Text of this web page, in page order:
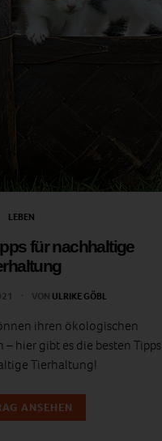
LEBEN
für nachhaltige
VON ULRIKE GÖBL
ihren ökologischen
hier gibt es die besten Tipps
Tierhaltung!
ANSEHEN